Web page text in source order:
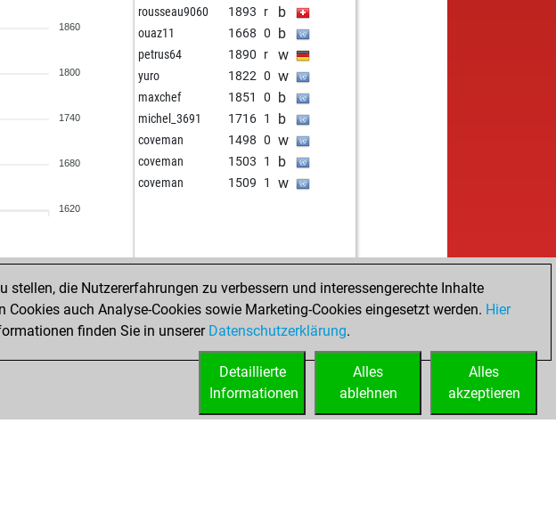
1733 0
1630 0 w
1624 1 w
1860
1800
1740
1680
1620
rousseau9060 1893 r b
ouaz11 1668 0 b
petrus64 1890 r w
yuro 1822 0 w
maxchef 1851 0 b
michel_3691 1716 1 b
coveman 1498 0 w
coveman 1503 1 b
coveman 1509 1 w
die Nutzererfahrungen zu verbessern und interessengerechte Inhalte
auch Analyse-Cookies sowie Marketing-Cookies eingesetzt werden. Hier
finden Sie in unserer Datenschutzerklärung.
Alles
akzeptieren
Alles
ablehnen
Detaillierte
Informationen